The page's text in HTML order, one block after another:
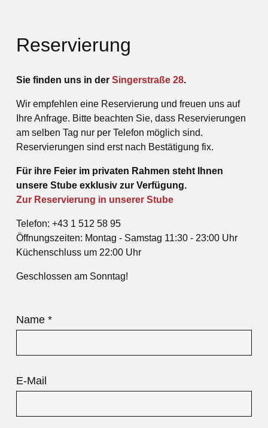
Reservierung
Sie finden uns in der Singerstraße 28.
Wir empfehlen eine Reservierung und freuen uns auf
Ihre Anfrage. Bitte beachten Sie, dass Reservierungen
am selben Tag nur per Telefon möglich sind.
Reservierungen sind erst nach Bestätigung fix.
Für ihre Feier im privaten Rahmen steht Ihnen
unsere Stube exklusiv zur Verfügung.
Zur Reservierung in unserer Stube
Telefon: +43 1 512 58 95
Öffnungszeiten: Montag - Samstag 11:30 - 23:00 Uhr
Küchenschluss um 22:00 Uhr
Geschlossen am Sonntag!
Name *
E-Mail